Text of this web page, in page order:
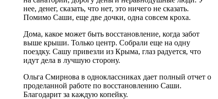
нее, денег, сказать, что нет, это ничего не сказать.
Помимо Саши, еще две дочки, одна совсем кроха.
Дома, какое может быть восстановление, когда забот
выше крыши. Только центр. Собрали еще на одну
поездку. Сашу привезли из Крыма, глаз радуется, что
идут дела в лучшую сторону.
Ольга Смирнова в одноклассниках дает полный отчет о
проделанной работе по восстановлению Саши.
Благодарит за каждую копейку.